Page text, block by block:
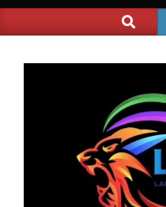
Navigation
SEARCH